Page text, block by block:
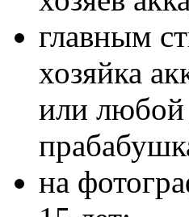
главным
хозяйка
или любой
на